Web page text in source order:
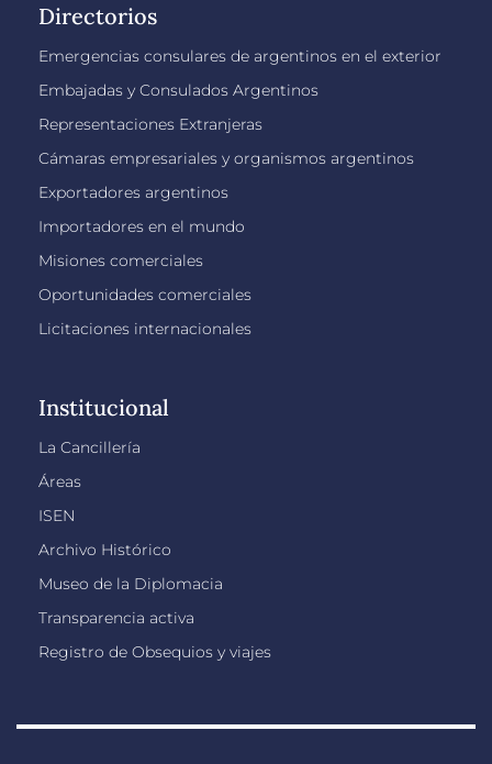
Directorios
Emergencias consulares de argentinos en el exterior
Embajadas y Consulados Argentinos
Representaciones Extranjeras
Cámaras empresariales y organismos argentinos
Exportadores argentinos
Importadores en el mundo
Misiones comerciales
Oportunidades comerciales
Licitaciones internacionales
Institucional
La Cancillería
Áreas
ISEN
Archivo Histórico
Museo de la Diplomacia
Transparencia activa
Registro de Obsequios y viajes